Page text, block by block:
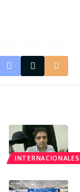
INTERNACIONALES